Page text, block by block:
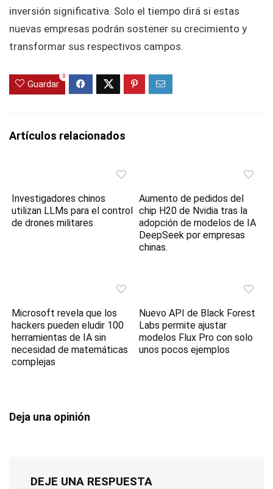
inversión significativa. Solo el tiempo dirá si estas
nuevas empresas podrán sostener su crecimiento y
transformar sus respectivos campos.
Guardar
0
Artículos relacionados
Investigadores chinos
utilizan LLMs para el control
de drones militares
Aumento de pedidos del
chip H20 de Nvidia tras la
adopción de modelos de IA
DeepSeek por empresas
chinas.
Microsoft revela que los
hackers pueden eludir 100
herramientas de IA sin
necesidad de matemáticas
complejas
Nuevo API de Black Forest
Labs permite ajustar
modelos Flux Pro con solo
unos pocos ejemplos
Deja una opinión
DEJE UNA RESPUESTA